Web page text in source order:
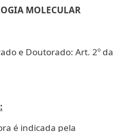
MOLECULAR
e Doutorado: Art. 2º da
é indicada pela